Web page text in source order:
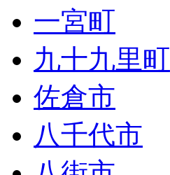
一宮町
九十九里町
佐倉市
八千代市